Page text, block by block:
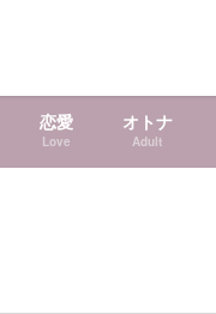
恋愛
Love
オトナ
Adult